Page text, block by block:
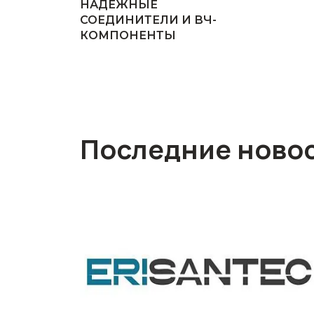
НАДЕЖНЫЕ
СОЕДИНИТЕЛИ И ВЧ-
КОМПОНЕНТЫ
Последние